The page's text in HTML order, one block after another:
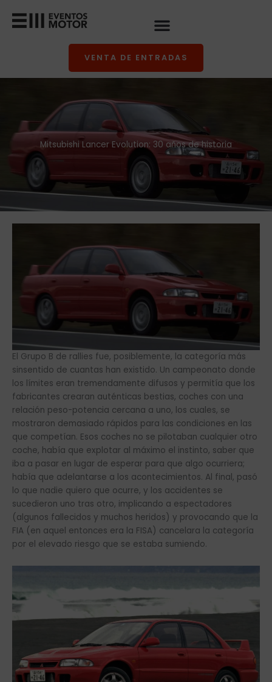
VENTA DE ENTRADAS
Mitsubishi Lancer Evolution: 30 años de historia
El Grupo B de rallies fue, posiblemente, la categoría más
sinsentido de cuantas han existido. Un campeonato donde
los límites eran tremendamente difusos y permitía que los
fabricantes crearan auténticas bestias, coches con una
relación peso-potencia cercana a uno, los cuales, se
mostraron demasiado rápidos para las condiciones en las
que competían. Esos coches no se pilotaban cualquier otro
coche, había que explotar al máximo el instinto, saber que
iba a pasar en lugar de esperar para que algo ocurriera;
había que adelantarse a los acontecimientos. Al final, pasó
lo que nadie quiero que ocurre, y los accidentes se
sucedieron uno tras otro, implicando a espectadores
(algunos fallecidos y muchos heridos) y provocando que la
FIA (en aquel entonces era la FISA) cancelara la categoría
por el elevado riesgo que se estaba sumiendo.